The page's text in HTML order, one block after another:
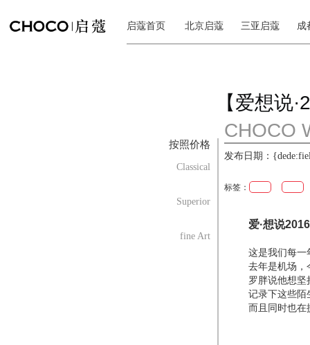
启蔻首页 北京启蔻 三亚启蔻 成
按照价格
Classical
Superior
fine Art
【爱想说
CHOCO
发布日期：
标签：
爱·想说2016
这是我们每一
去年是机场，
罗胖说他想坚
记录下这些陌
而且同时也在